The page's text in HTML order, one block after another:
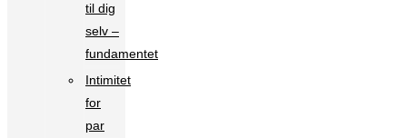
til dig
selv –
fundamentet
Intimitet
for
par